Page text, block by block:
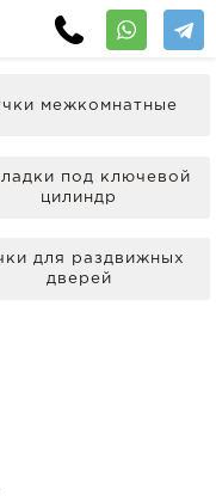
межкомнатные
под ключевой
цилиндр
для раздвижных
дверей